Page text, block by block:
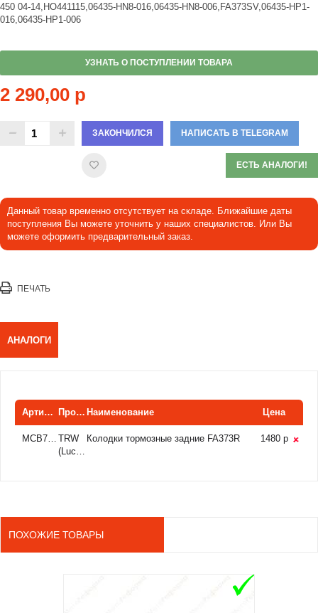
450 04-14,HO441115,06435-HN8-016,06435-HN8-006,FA373SV,06435-HP1-
016,06435-HP1-006
УЗНАТЬ О ПОСТУПЛЕНИИ ТОВАРА
2 290,00 р
ЗАКОНЧИЛСЯ НАПИСАТЬ В TELEGRAM
ЕСТЬ АНАЛОГИ!
Данный товар временно отсутствует на складе. Ближайшие даты
поступления Вы можете уточнить у наших специалистов. Или Вы
можете оформить предварительный заказ.
ПЕЧАТЬ
АНАЛОГИ
Артикул Производитель Наименование Цена
MCB769SI TRW
(Lucas)
Колодки тормозные задние FA373R 1480 р
ПОХОЖИЕ ТОВАРЫ